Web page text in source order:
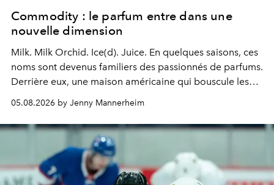
Commodity : le parfum entre dans une
nouvelle dimension
Milk. Milk Orchid. Ice(d). Juice. En quelques saisons, ces
noms sont devenus familiers des passionnés de parfums.
Derrière eux, une maison américaine qui bouscule les
une approche aussi intuitive que personnelle :
Commodity.
05.08.2026 by Jenny Mannerheim